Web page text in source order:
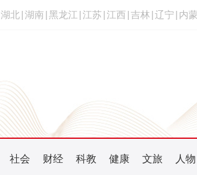
湖北 湖南 黑龙江 江苏 江西 吉林 辽宁 内
社会 财经 科教 健康 文旅 人物